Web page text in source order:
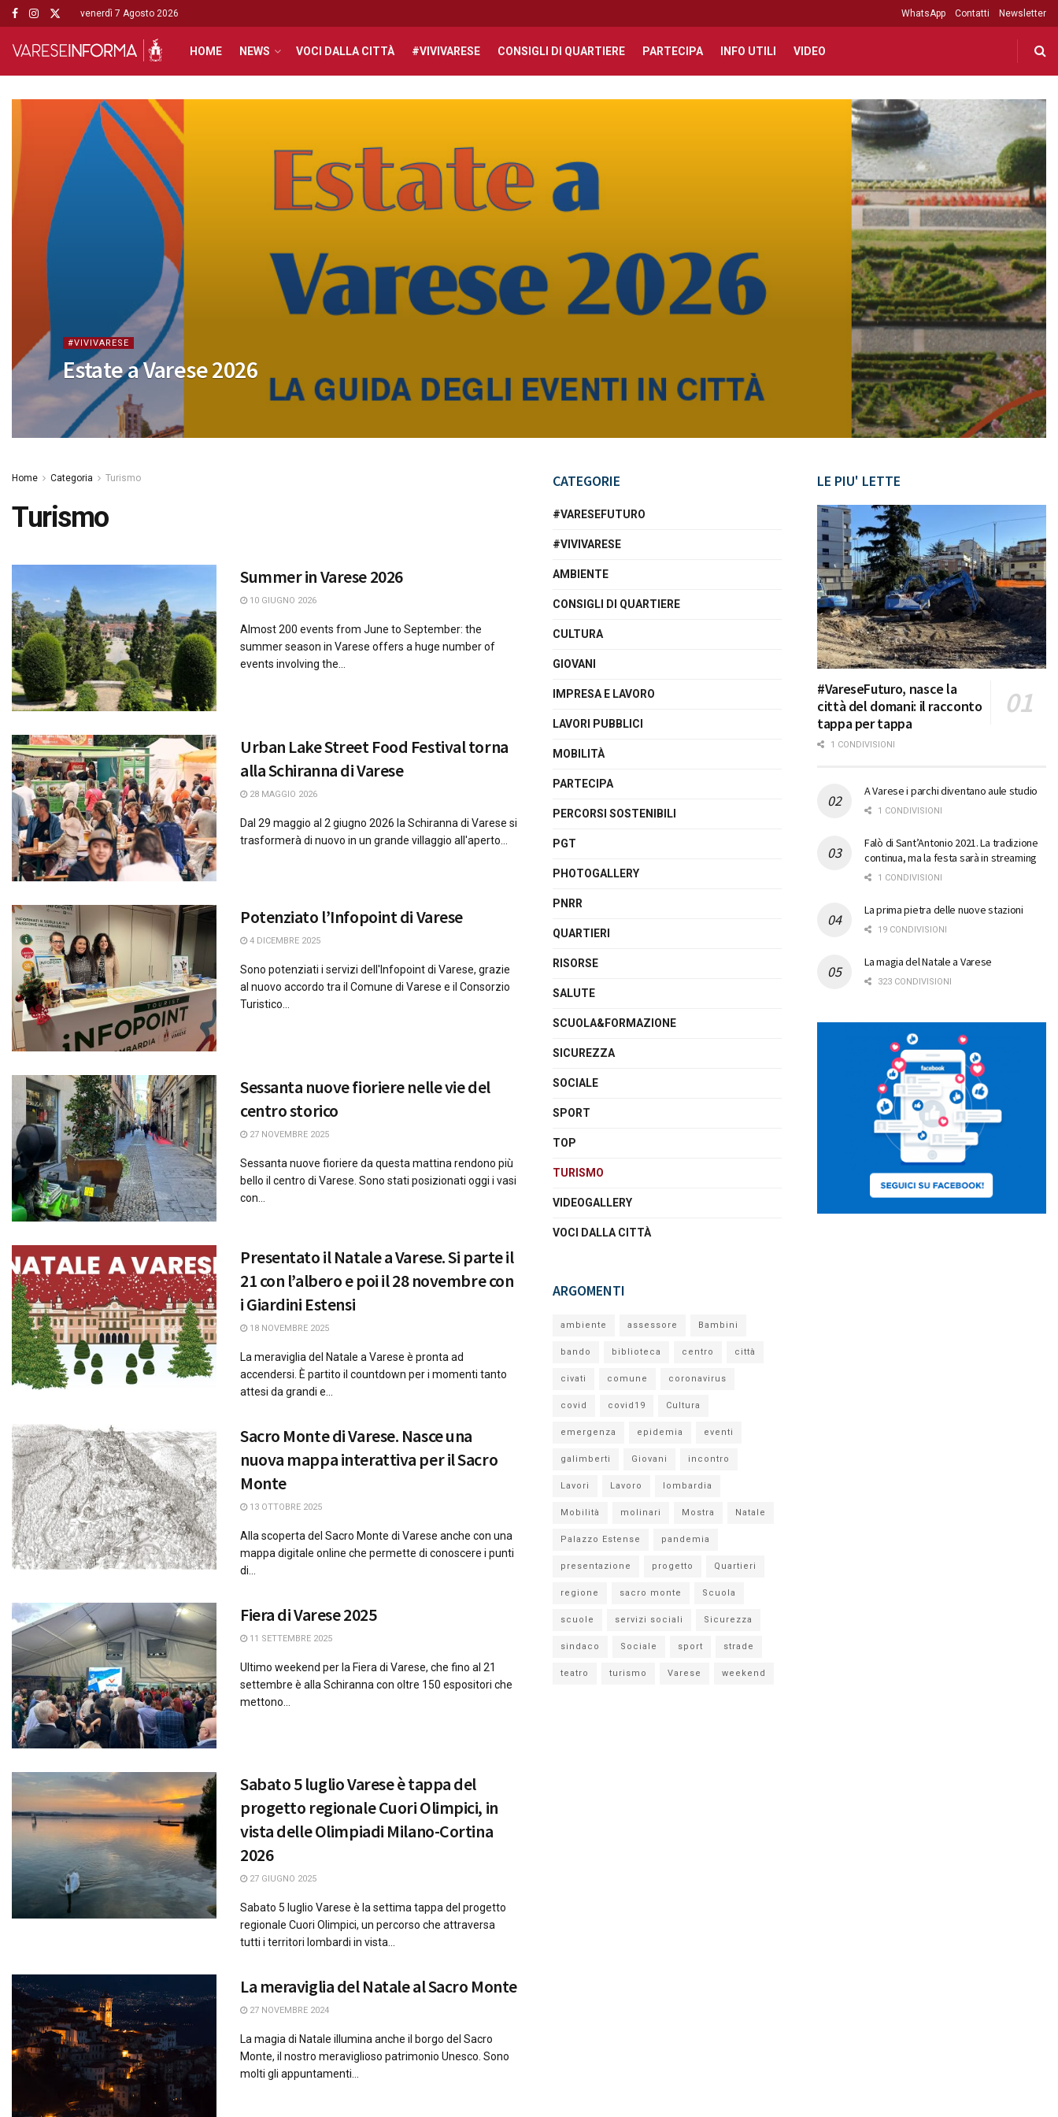
venerdì 7 Agosto 2026 WhatsApp Contatti Newsletter
HOME NEWS VOCI DALLA CITTÀ #VIVIVARESE CONSIGLI DI QUARTIERE PARTECIPA INFO UTILI VIDEO
#VIVIVARESE
Estate a Varese 2026
Home Categoria Turismo
Turismo
Summer in Varese 2026
10 GIUGNO 2026
Almost 200 events from June to September: the
summer season in Varese offers a huge number of
events involving the...
Urban Lake Street Food Festival torna
alla Schiranna di Varese
28 MAGGIO 2026
Dal 29 maggio al 2 giugno 2026 la Schiranna di Varese si
trasformerà di nuovo in un grande villaggio all'aperto...
Potenziato l’Infopoint di Varese
4 DICEMBRE 2025
Sono potenziati i servizi dell'Infopoint di Varese, grazie
al nuovo accordo tra il Comune di Varese e il Consorzio
Turistico...
Sessanta nuove fioriere nelle vie del
centro storico
27 NOVEMBRE 2025
Sessanta nuove fioriere da questa mattina rendono più
bello il centro di Varese. Sono stati posizionati oggi i vasi
con...
Presentato il Natale a Varese. Si parte il
21 con l’albero e poi il 28 novembre con
i Giardini Estensi
18 NOVEMBRE 2025
La meraviglia del Natale a Varese è pronta ad
accendersi. È partito il countdown per i momenti tanto
attesi da grandi e...
Sacro Monte di Varese. Nasce una
nuova mappa interattiva per il Sacro
Monte
13 OTTOBRE 2025
Alla scoperta del Sacro Monte di Varese anche con una
mappa digitale online che permette di conoscere i punti
di...
Fiera di Varese 2025
11 SETTEMBRE 2025
Ultimo weekend per la Fiera di Varese, che fino al 21
settembre è alla Schiranna con oltre 150 espositori che
mettono...
Sabato 5 luglio Varese è tappa del
progetto regionale Cuori Olimpici, in
vista delle Olimpiadi Milano-Cortina
2026
27 GIUGNO 2025
Sabato 5 luglio Varese è la settima tappa del progetto
regionale Cuori Olimpici, un percorso che attraversa
tutti i territori lombardi in vista...
La meraviglia del Natale al Sacro Monte
27 NOVEMBRE 2024
La magia di Natale illumina anche il borgo del Sacro
Monte, il nostro meraviglioso patrimonio Unesco. Sono
molti gli appuntamenti...
CATEGORIE
#VARESEFUTURO
#VIVIVARESE
AMBIENTE
CONSIGLI DI QUARTIERE
CULTURA
GIOVANI
IMPRESA E LAVORO
LAVORI PUBBLICI
MOBILITÀ
PARTECIPA
PERCORSI SOSTENIBILI
PGT
PHOTOGALLERY
PNRR
QUARTIERI
RISORSE
SALUTE
SCUOLA&FORMAZIONE
SICUREZZA
SOCIALE
SPORT
TOP
TURISMO
VIDEOGALLERY
VOCI DALLA CITTÀ
ARGOMENTI
ambiente assessore Bambini
bando biblioteca centro città
civati comune coronavirus
covid covid19 Cultura
emergenza epidemia eventi
galimberti Giovani incontro
Lavori Lavoro lombardia
Mobilità molinari Mostra Natale
Palazzo Estense pandemia
presentazione progetto Quartieri
regione sacro monte Scuola
scuole servizi sociali Sicurezza
sindaco Sociale sport strade
teatro turismo Varese weekend
LE PIU' LETTE
#VareseFuturo, nasce la
città del domani: il racconto
tappa per tappa
1 CONDIVISIONI
A Varese i parchi diventano aule studio
1 CONDIVISIONI
Falò di Sant’Antonio 2021. La tradizione
continua, ma la festa sarà in streaming
1 CONDIVISIONI
La prima pietra delle nuove stazioni
19 CONDIVISIONI
La magia del Natale a Varese
323 CONDIVISIONI